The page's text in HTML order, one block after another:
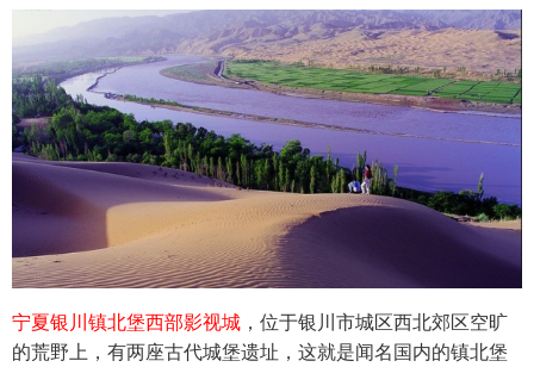
宁夏银川镇北堡西部影视城 ，位于银川市城区西北郊区空旷
的荒野上，有两座古代城堡遗址，这就是闻名国内的镇北堡